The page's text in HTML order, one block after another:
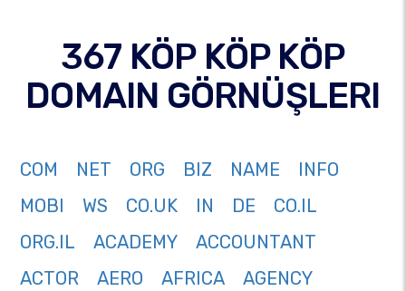
367 KÖP KÖP KÖP
DOMAIN GÖRNÜŞLERI
COM NET ORG BIZ NAME
INFO
MOBI
WS CO.UK IN DE
CO.IL
ORG.IL
ACADEMY
ACCOUNTANT
ACTOR
AERO AFRICA
AGENCY